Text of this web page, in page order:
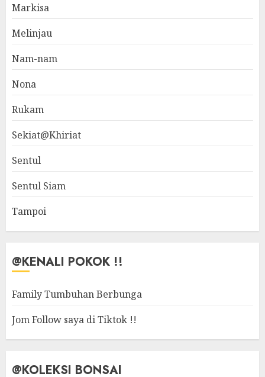
Markisa
Melinjau
Nam-nam
Nona
Rukam
Sekiat@Khiriat
Sentul
Sentul Siam
Tampoi
@KENALI POKOK !!
Family Tumbuhan Berbunga
Jom Follow saya di Tiktok !!
@KOLEKSI BONSAI